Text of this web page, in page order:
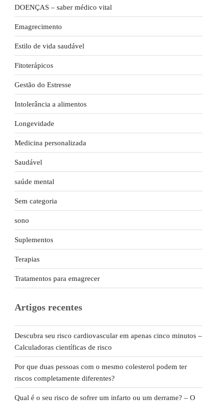
DOENÇAS – saber médico vital
Emagrecimento
Estilo de vida saudável
Fitoterápicos
Gestão do Estresse
Intolerância a alimentos
Longevidade
Medicina personalizada
Saudável
saúde mental
Sem categoria
sono
Suplementos
Terapias
Tratamentos para emagrecer
Artigos recentes
Descubra seu risco cardiovascular em apenas cinco minutos –
Calculadoras científicas de risco
Por que duas pessoas com o mesmo colesterol podem ter
riscos completamente diferentes?
Qual é o seu risco de sofrer um infarto ou um derrame? – O